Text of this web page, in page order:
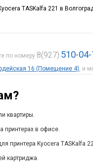
TASKalfa 221 в
по номеру 8(927) 510-
16 (Помещение 4), и
квартиры.
принтерах в офисе.
принтера Kyocera TASKalfa
картриджа.